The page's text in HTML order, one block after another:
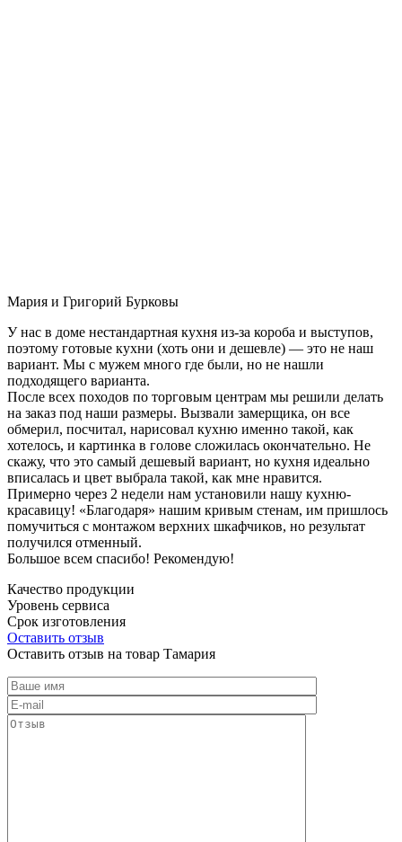
Мария и Григорий Бурковы
У нас в доме нестандартная кухня из-за короба и выступов,
поэтому готовые кухни (хоть они и дешевле) — это не наш
вариант. Мы с мужем много где были, но не нашли
подходящего варианта.
После всех походов по торговым центрам мы решили делать
на заказ под наши размеры. Вызвали замерщика, он все
обмерил, посчитал, нарисовал кухню именно такой, как
хотелось, и картинка в голове сложилась окончательно. Не
скажу, что это самый дешевый вариант, но кухня идеально
вписалась и цвет выбрала такой, как мне нравится.
Примерно через 2 недели нам установили нашу кухню-
красавицу! «Благодаря» нашим кривым стенам, им пришлось
помучиться с монтажом верхних шкафчиков, но результат
получился отменный.
Большое всем спасибо! Рекомендую!
Качество продукции
Уровень сервиса
Срок изготовления
Оставить отзыв
Оставить отзыв на товар Тамария